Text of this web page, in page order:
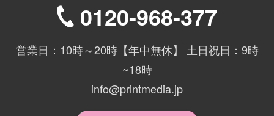
0120-968-377
営業日：10時～20時【年中無休】 土日祝日：9時
~18時
info@printmedia.jp